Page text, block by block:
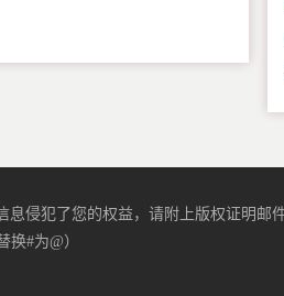
侵犯了您的权益，请附上版权证明邮
换#为@）